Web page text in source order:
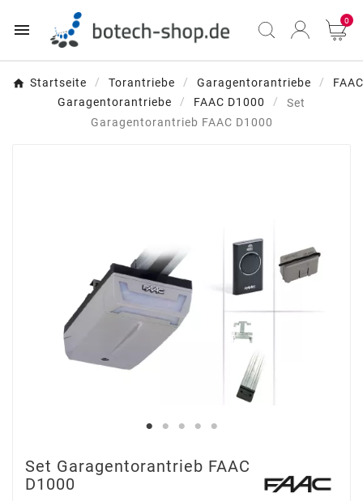
 0
Startseite Torantriebe Garagentorantriebe
FAAC
Garagentorantriebe
FAAC D1000
Set
Garagentorantrieb FAAC D1000
Set Garagentorantrieb FAAC
D1000